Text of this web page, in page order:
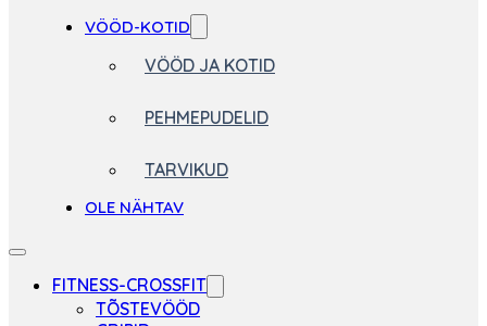
VÖÖD-KOTID
VÖÖD JA KOTID
PEHMEPUDELID
TARVIKUD
OLE NÄHTAV
FITNESS-CROSSFIT
TÕSTEVÖÖD